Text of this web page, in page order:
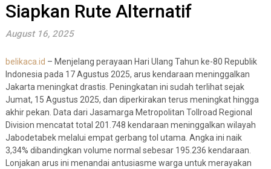
Siapkan Rute Alternatif
August 16, 2025
belikaca.id – Menjelang perayaan Hari Ulang Tahun ke-80 Republik
Indonesia pada 17 Agustus 2025, arus kendaraan meninggalkan
Jakarta meningkat drastis. Peningkatan ini sudah terlihat sejak
Jumat, 15 Agustus 2025, dan diperkirakan terus meningkat hingga
akhir pekan. Data dari Jasamarga Metropolitan Tollroad Regional
Division mencatat total 201.748 kendaraan meninggalkan wilayah
Jabodetabek melalui empat gerbang tol utama. Angka ini naik
3,34% dibandingkan volume normal sebesar 195.236 kendaraan.
Lonjakan arus ini menandai antusiasme warga untuk merayakan